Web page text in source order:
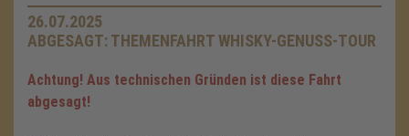
26.07.2025
ABGESAGT: THEMENFAHRT WHISKY-GENUSS-TOUR
Achtung! Aus technischen Gründen ist diese Fahrt
abgesagt!